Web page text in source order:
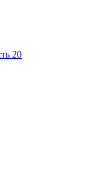
20